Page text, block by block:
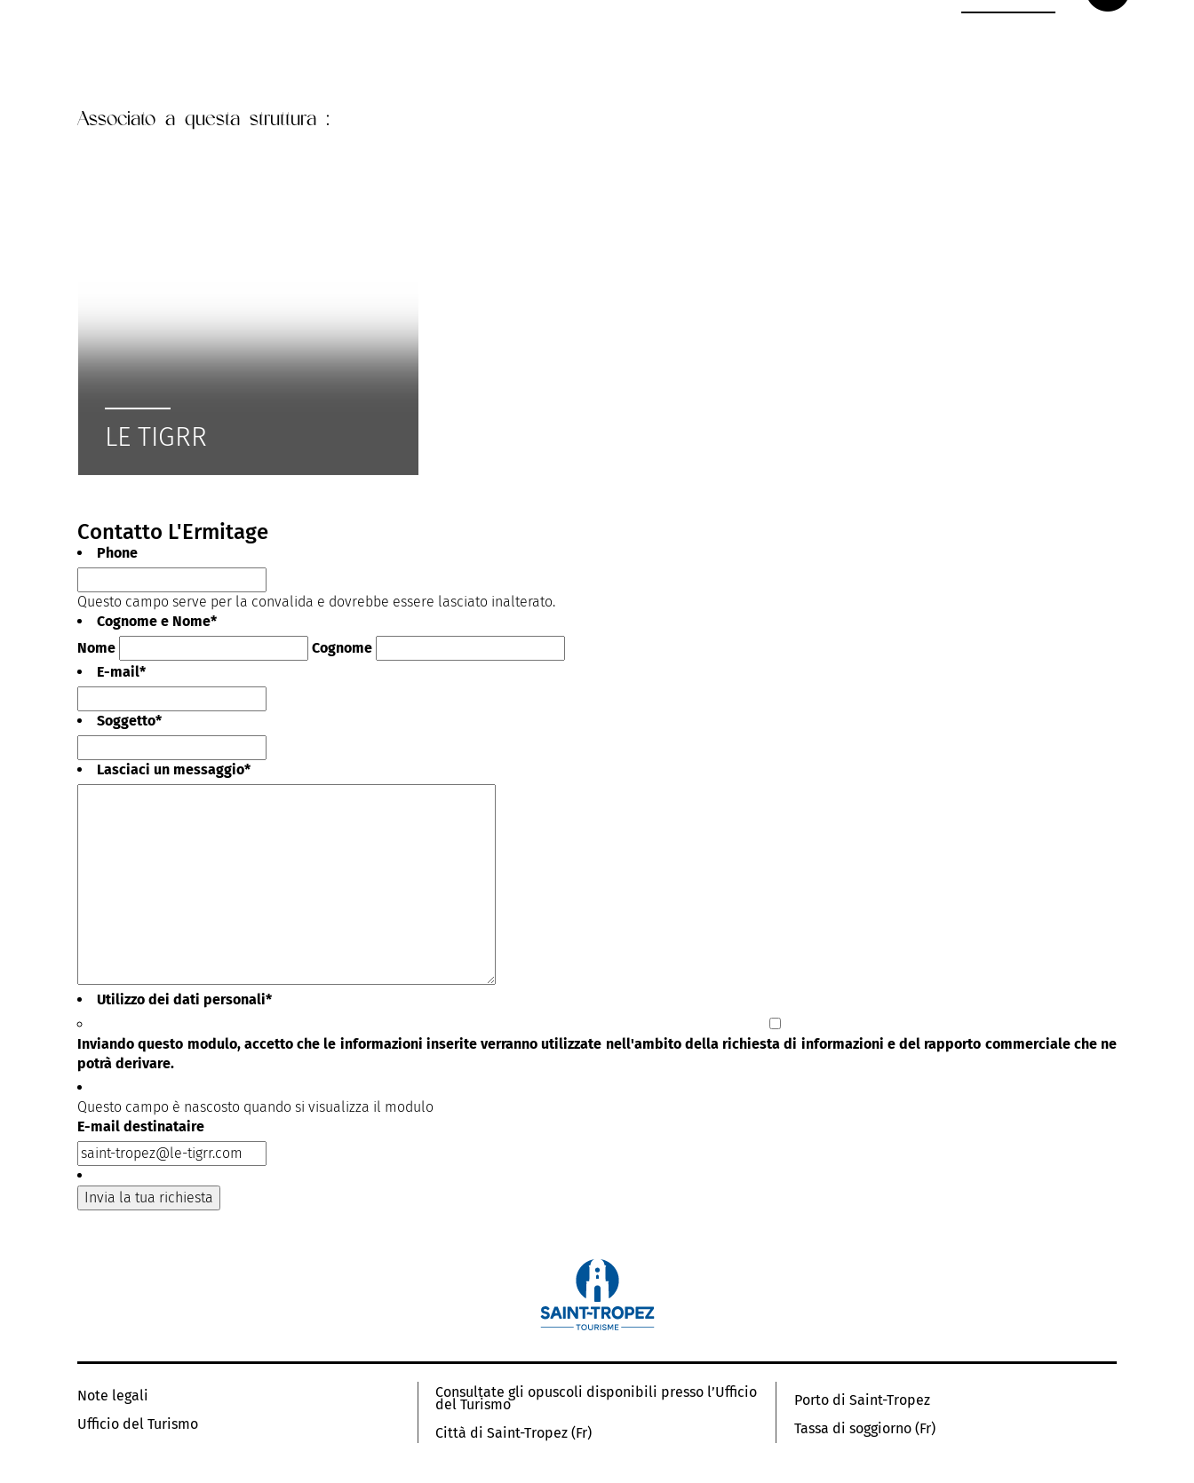
Associato a questa struttura :
LE TIGRR
Contatto L'Ermitage
Phone
Questo campo serve per la convalida e dovrebbe essere lasciato inalterato.
Cognome e Nome*
Nome
Cognome
E-mail*
Soggetto*
Lasciaci un messaggio*
Utilizzo dei dati personali*
Inviando questo modulo, accetto che le informazioni inserite verranno utilizzate nell'ambito della richiesta di informazioni e del rapporto commerciale che ne
potrà derivare.
Questo campo è nascosto quando si visualizza il modulo
E-mail destinataire
Note legali
Ufficio del Turismo
Consultate gli opuscoli disponibili presso l’Ufficio
del Turismo
Città di Saint-Tropez (Fr)
Porto di Saint-Tropez
Tassa di soggiorno (Fr)